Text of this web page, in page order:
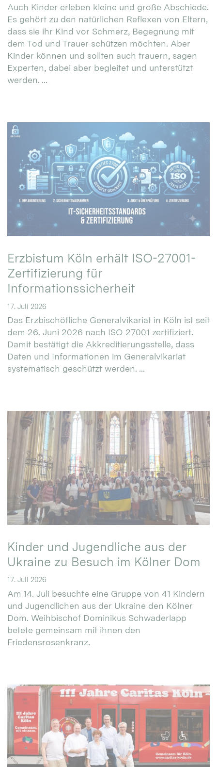
Auch Kinder erleben kleine und große Abschiede.
Es gehört zu den natürlichen Reflexen von Eltern,
dass sie ihr Kind vor Schmerz, Begegnung mit
dem Tod und Trauer schützen möchten. Aber
Kinder können und sollten auch trauern, sagen
Experten, dabei aber begleitet und unterstützt
werden. ...
Erzbistum Köln erhält ISO-27001-
Zertifizierung für
Informationssicherheit
17. Juli 2026
Das Erzbischöfliche Generalvikariat in Köln ist seit
dem 26. Juni 2026 nach ISO 27001 zertifiziert.
Damit bestätigt die Akkreditierungsstelle, dass
Daten und Informationen im Generalvikariat
systematisch geschützt werden. ...
Kinder und Jugendliche aus der
Ukraine zu Besuch im Kölner Dom
17. Juli 2026
Am 14. Juli besuchte eine Gruppe von 41 Kindern
und Jugendlichen aus der Ukraine den Kölner
Dom. Weihbischof Dominikus Schwaderlapp
betete gemeinsam mit ihnen den
Friedensrosenkranz.